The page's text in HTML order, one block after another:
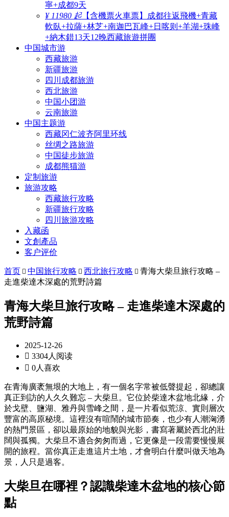
寧+成都9天
¥ 11980 起【含機票火車票】成都往返飛機+青藏
軟臥+拉薩+林芝+南迦巴瓦峰+日喀则+羊湖+珠峰
+納木錯13天12晚西藏旅遊拼團
中国城市游
西藏旅游
新疆旅游
四川成都旅游
西北旅游
中国小团游
云南旅游
中国主题游
西藏冈仁波齐阿里环线
丝绸之路旅游
中国徒步旅游
成都熊猫游
定制旅游
旅游攻略
西藏旅行攻略
新疆旅行攻略
四川旅游攻略
入藏函
文創產品
客户评价
首页  中国旅行攻略  西北旅行攻略  青海大柴旦旅行攻略 –
走進柴達木深處的荒野詩篇
青海大柴旦旅行攻略 – 走進柴達木深處的
荒野詩篇
2025-12-26
 3304人阅读
 0人喜欢
在青海廣袤無垠的大地上，有一個名字常被低聲提起，卻總讓
真正到訪的人久久難忘 – 大柴旦。它位於柴達木盆地北緣，介
於戈壁、鹽湖、雅丹與雪峰之間，是一片看似荒涼、實則層次
豐富的高原秘境。這裡沒有喧鬧的城市節奏，也少有人潮洶湧
的熱門景區，卻以最原始的地貌與光影，書寫著屬於西北的壯
闊與孤獨。大柴旦不適合匆匆而過，它更像是一段需要慢慢展
開的旅程。當你真正走進這片土地，才會明白什麼叫做天地為
景，人只是過客。
大柴旦在哪裡？認識柴達木盆地的核心節
點